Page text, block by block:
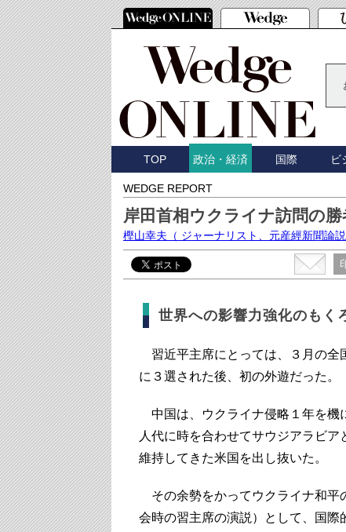
TOP 政治・経済 国際 ビ
WEDGE REPORT
岸田首相ウクライナ訪問の
樫山幸夫 （ ジャーナリスト、元産經新聞論説
世界への影響力強化のもく
習近平主席にとっては、３月の全
に３選された後、初の外遊だった。
中国は、ウクライナ侵略１年を機
人代に時を合わせてサウジアラビ
維持してきた米国を出し抜いた。
その余勢をかってウクライナ和平
会時の習主席の演説）として、国